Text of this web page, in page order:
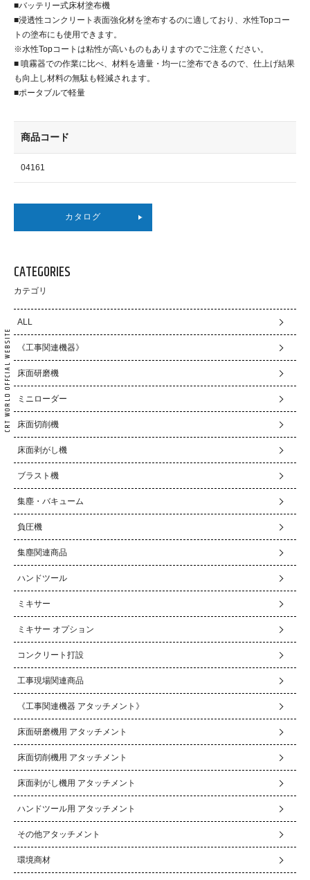
■バッテリー式床材塗布機
■浸透性コンクリート表面強化材を塗布するのに適しており、水性Topコー
トの塗布にも使用できます。
※水性Topコートは粘性が高いものもありますのでご注意ください。
■ 噴霧器での作業に比べ、材料を適量・均一に塗布できるので、仕上げ結果
も向上し材料の無駄も軽減されます。
■ポータブルで軽量
商品コード
04161
カタログ
CATEGORIES
カテゴリ
ALL
《工事関連機器》
床面研磨機
ミニローダー
床面切削機
床面剥がし機
ブラスト機
集塵・バキューム
負圧機
集塵関連商品
ハンドツール
ミキサー
ミキサー オプション
コンクリート打設
工事現場関連商品
《工事関連機器 アタッチメント》
床面研磨機用 アタッチメント
床面切削機用 アタッチメント
床面剥がし機用 アタッチメント
ハンドツール用 アタッチメント
その他アタッチメント
環境商材